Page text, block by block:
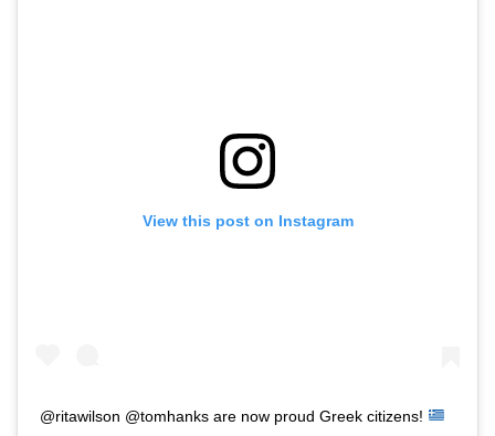
View this post on Instagram
@ritawilson @tomhanks are now proud Greek citizens!